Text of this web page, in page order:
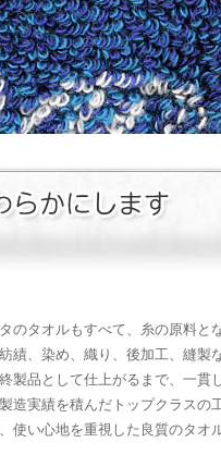
のタオルもすべて、糸の原料と
績、染め、織り、後加工、縫製
製品として仕上がるまで、一貫
造実績を積んだトップクラスの
使い心地を重視した良質のタオ